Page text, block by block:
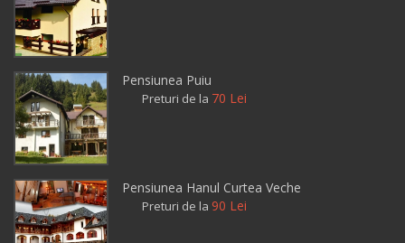
Pensiunea Puiu
Preturi de la 70 Lei
Pensiunea Hanul Curtea Veche
Preturi de la 90 Lei